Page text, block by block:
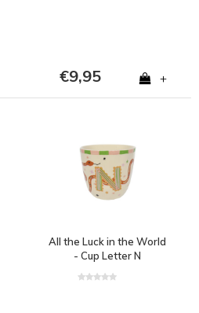
€9,95 +
All the Luck in the World
- Cup Letter N